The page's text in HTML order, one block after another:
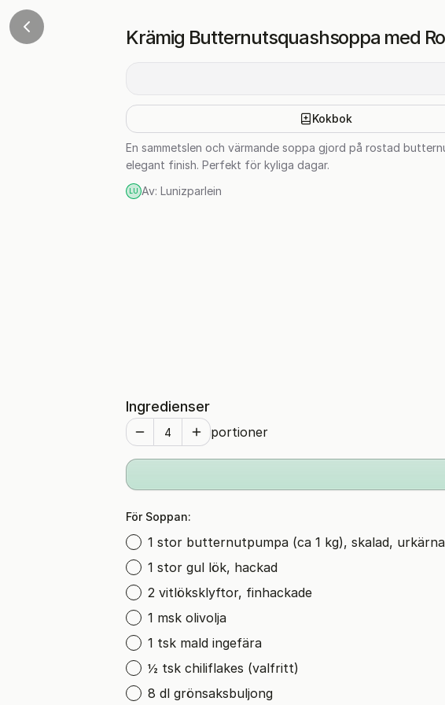
Krämig Butternutsquashsoppa med
Kokbok
En sammetslen och värmande soppa gjord på rostad
elegant finish. Perfekt för kyliga dagar.
LU Av: Lunizparlein
Ingredienser
portioner
För Soppan:
1 stor butternutpumpa (ca 1 kg), skalad,
1 stor gul lök, hackad
2 vitlöksklyftor, finhackade
1 msk olivolja
1 tsk mald ingefära
½ tsk chiliflakes (valfritt)
8 dl grönsaksbuljong